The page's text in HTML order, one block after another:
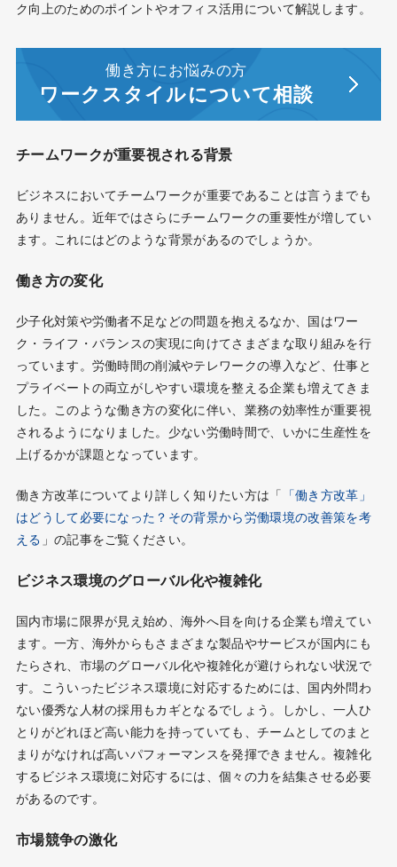
ク向上のためのポイントやオフィス活用について解説します。
働き方にお悩みの方
ワークスタイルについて相談
チームワークが重要視される背景
ビジネスにおいてチームワークが重要であることは言うまでも
ありません。近年ではさらにチームワークの重要性が増してい
ます。これにはどのような背景があるのでしょうか。
働き方の変化
少子化対策や労働者不足などの問題を抱えるなか、国はワー
ク・ライフ・バランスの実現に向けてさまざまな取り組みを行
っています。労働時間の削減やテレワークの導入など、仕事と
プライベートの両立がしやすい環境を整える企業も増えてきま
した。このような働き方の変化に伴い、業務の効率性が重要視
されるようになりました。少ない労働時間で、いかに生産性を
上げるかが課題となっています。
働き方改革についてより詳しく知りたい方は「
「働き方改革」
はどうして必要になった？その背景から労働環境の改善策を考
える 」の記事をご覧ください。
ビジネス環境のグローバル化や複雑化
国内市場に限界が見え始め、海外へ目を向ける企業も増えてい
ます。一方、海外からもさまざまな製品やサービスが国内にも
たらされ、市場のグローバル化や複雑化が避けられない状況で
す。こういったビジネス環境に対応するためには、国内外問わ
ない優秀な人材の採用もカギとなるでしょう。しかし、一人ひ
とりがどれほど高い能力を持っていても、チームとしてのまと
まりがなければ高いパフォーマンスを発揮できません。複雑化
するビジネス環境に対応するには、個々の力を結集させる必要
があるのです。
市場競争の激化